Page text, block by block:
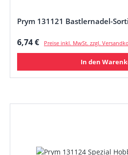
Prym 131121 Bastlernadel-
Regulärer Preis:
6,74 € Preise inkl. MwSt. zzgl.
In den